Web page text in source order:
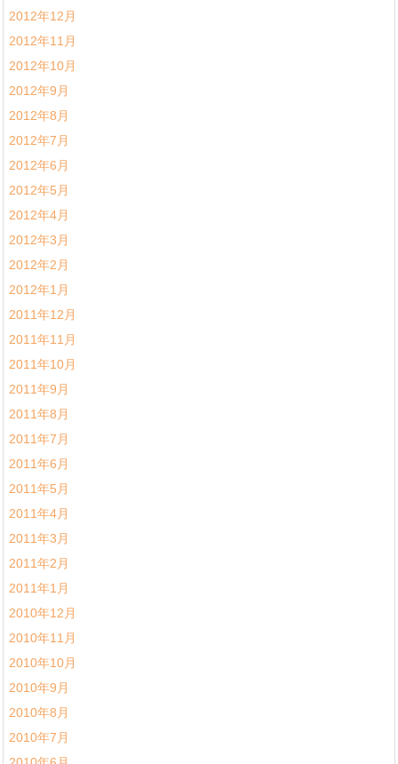
2012年12月
2012年11月
2012年10月
2012年9月
2012年8月
2012年7月
2012年6月
2012年5月
2012年4月
2012年3月
2012年2月
2012年1月
2011年12月
2011年11月
2011年10月
2011年9月
2011年8月
2011年7月
2011年6月
2011年5月
2011年4月
2011年3月
2011年2月
2011年1月
2010年12月
2010年11月
2010年10月
2010年9月
2010年8月
2010年7月